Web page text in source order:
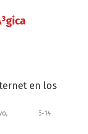
en los
5-14